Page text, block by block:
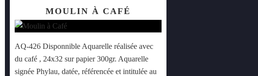
MOULIN À CAFÉ
AQ-426 Disponnible Aquarelle réalisée avec
du café , 24x32 sur papier 300gr. Aquarelle
signée Phylau, datée, référencée et intitulée au